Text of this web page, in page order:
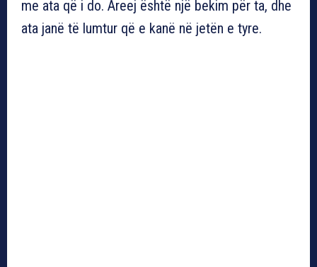
me ata që i do. Areej është një bekim për ta, dhe
ata janë të lumtur që e kanë në jetën e tyre.